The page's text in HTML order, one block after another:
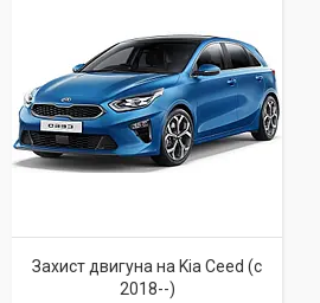
Захист двигуна на Kia Ceed (c
2018--)